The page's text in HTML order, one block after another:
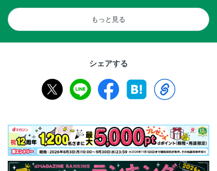
もっと見る
シェアする